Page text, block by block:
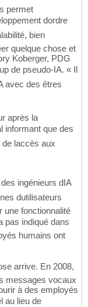
permet
dordre
bien
quelque chose et
Koberger, PDG
de pseudo-IA. « Il
avec des êtres
après la
informant que des
laccès aux
ingénieurs dIA
dutilisateurs
une fonctionnalité
pas indiqué dans
humains ont
arrive. En 2008,
messages vocaux
à des employés
au lieu de